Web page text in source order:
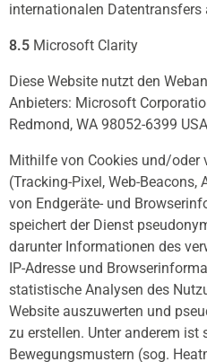
internationalen Datentransfers
8.5 Microsoft Clarity
Diese Website nutzt den
Anbieters: Microsoft
Redmond, WA 98052-6399 USA
Mithilfe von Cookies und/oder
(Tracking-Pixel, Web-
von Endgeräte- und
speichert der Dienst
darunter Informationen des
IP-Adresse und
statistische Analysen des
Website auszuwerten und
zu erstellen. Unter anderem ist
Bewegungsmustern (sog.